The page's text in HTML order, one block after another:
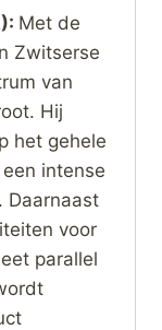
Met de
Zwitserse
van
Hij
het gehele
intense
Daarnaast
voor
parallel